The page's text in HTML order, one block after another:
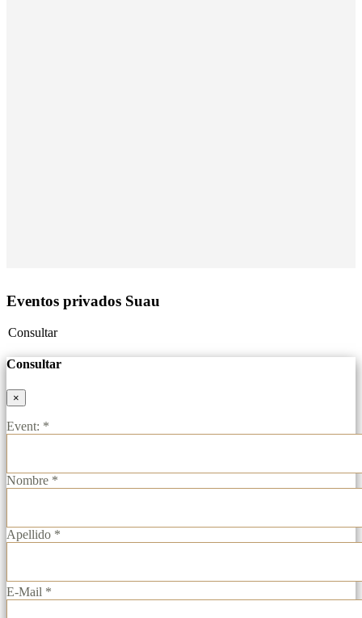
Eventos privados Suau
Consultar
Consultar
×
Event: *
Nombre *
Apellido *
E-Mail *